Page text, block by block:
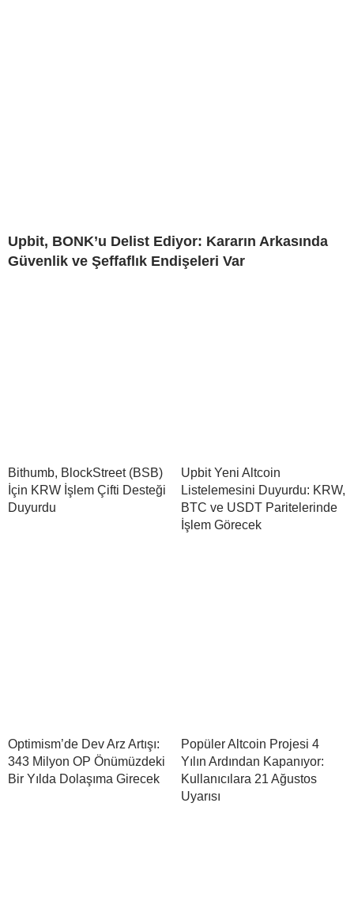
Upbit, BONK’u Delist Ediyor: Kararın Arkasında
Güvenlik ve Şeffaflık Endişeleri Var
Bithumb, BlockStreet (BSB)
İçin KRW İşlem Çifti Desteği
Duyurdu
Upbit Yeni Altcoin
Listelemesini Duyurdu: KRW,
BTC ve USDT Paritelerinde
İşlem Görecek
Optimism’de Dev Arz Artışı:
343 Milyon OP Önümüzdeki
Bir Yılda Dolaşıma Girecek
Popüler Altcoin Projesi 4
Yılın Ardından Kapanıyor:
Kullanıcılara 21 Ağustos
Uyarısı